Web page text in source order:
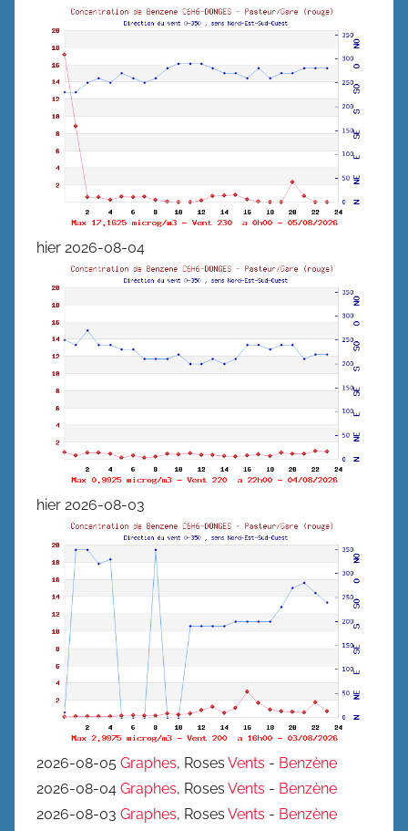
hier 2026-08-04
hier 2026-08-03
2026-08-05 Graphes, Roses Vents - Benzène
2026-08-04 Graphes, Roses Vents - Benzène
2026-08-03 Graphes, Roses Vents - Benzène